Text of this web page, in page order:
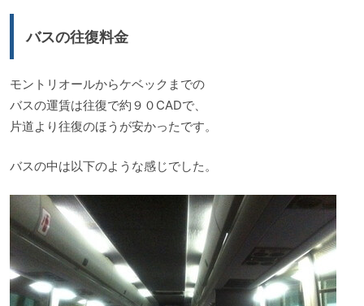
バスの往復料金
モントリオールからケベックまでの
バスの運賃は往復で約９０CADで、
片道より往復のほうが安かったです。
バスの中は以下のような感じでした。